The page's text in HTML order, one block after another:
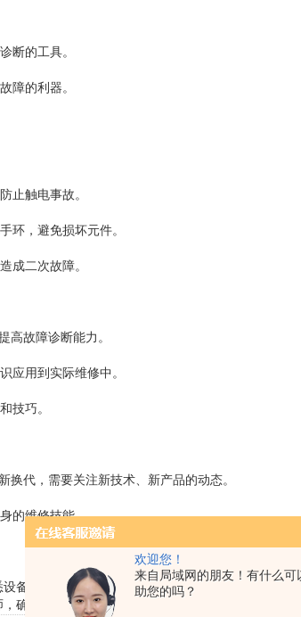
欢迎您！
来自局域网的朋友！有什么可
助您的吗？
断的工具。
障的利器。
触电事故。
，避免损坏元件。
二次故障。
故障诊断能力。
用到实际维修中。
技巧。
代，需要关注新技术、新产品的动态。
的维修技能。
结构、熟练使用维修工具、遵守安全规范，并不
确保设备稳定运行，为生产保驾护航。